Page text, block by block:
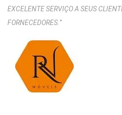
EXCELENTE SERVIÇO A SEUS
FORNECEDORES.”